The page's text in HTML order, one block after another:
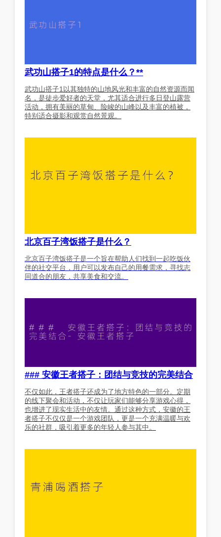
武功山搭子1的特点是什么？**
武功山搭子1以其独特的山地风光和丰富的自然资源而闻
名，是徒步爱好者的天堂，尤其适合进行多日登山露营
活动，拥有美丽的草甸、险峻的山峰以及丰富的植被，
特别适合摄影和观赏自然景观。
北京百子湾饭搭子是什么？
北京百子湾饭搭子是一个旨在帮助人们找到一起吃饭伙
伴的社交平台，用户可以发布自己的用餐需求，寻找志
同道合的朋友，共享美食和交流。
### 安徽王者搭子：团结与竞技的完美结合
不仅如此，王者搭子还成为了地方特色的一部分。定期
的线下聚会和活动，不仅让玩家们能够分享游戏心得，
也增进了现实生活中的友情。通过这种方式，安徽的王
者搭子不仅仅是一个游戏团队，更是一个充满温暖与欢
乐的社群，吸引着更多的年轻人参与其中。